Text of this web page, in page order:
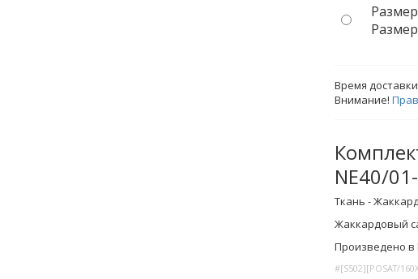
Время
Внимание!
NE40/
Ткань -
Жаккардовый
Произведено
#[S502][POSAT/